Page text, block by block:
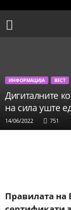
ИНФОРМАЦИЈА ВЕСТ
Дигиталните
на сила уште
14/06/2022 751
Правилата на